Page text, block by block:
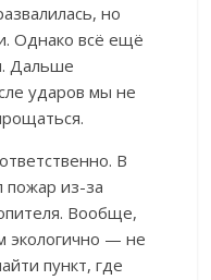
но
Однако всё ещё
Дальше
ударов мы не
В
пожар из-за
Вообще,
экологично — не
пункт, где